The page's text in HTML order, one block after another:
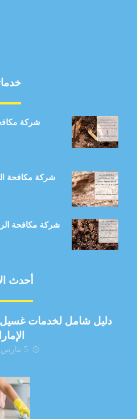
شركة
شركة مكافحة الرمة
شركة مكافحة الرمة
أحدث
دليل شامل لخدمات
5 مارس، 2026